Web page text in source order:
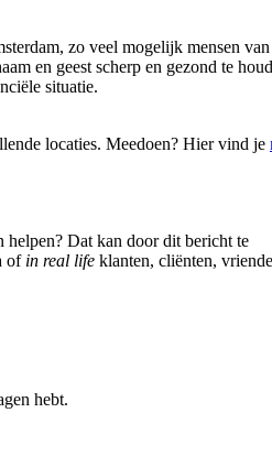
zo veel mogelijk mensen
en geest scherp en gezond te
situatie.
locaties. Meedoen? Hier vind je
Dat kan door dit bericht te
of in real life klanten, cliënten,
hebt.